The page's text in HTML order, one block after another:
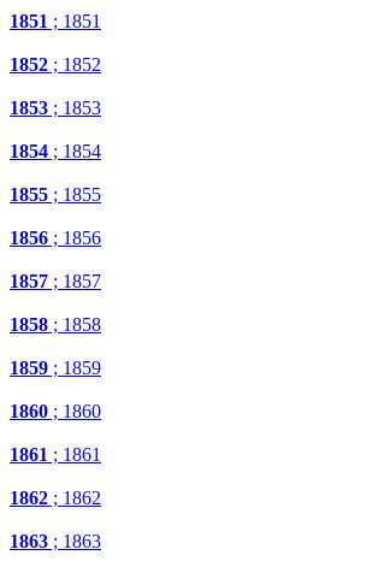
1851 ; 1851
1852 ; 1852
1853 ; 1853
1854 ; 1854
1855 ; 1855
1856 ; 1856
1857 ; 1857
1858 ; 1858
1859 ; 1859
1860 ; 1860
1861 ; 1861
1862 ; 1862
1863 ; 1863